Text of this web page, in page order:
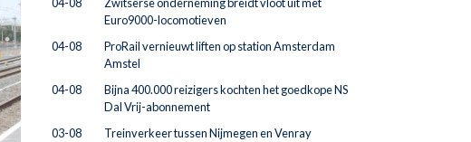
Euro9000-locomotieven
04-08
ProRail vernieuwt liften op station Amsterdam
Amstel
04-08
Bijna 400.000 reizigers kochten het goedkope NS
Dal Vrij-abonnement
03-08
Treinverkeer tussen Nijmegen en Venray